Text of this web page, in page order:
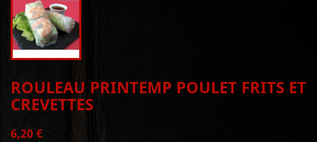
ROULEAU PRINTEMP POULET FRITS ET
CREVETTES
6,20 €